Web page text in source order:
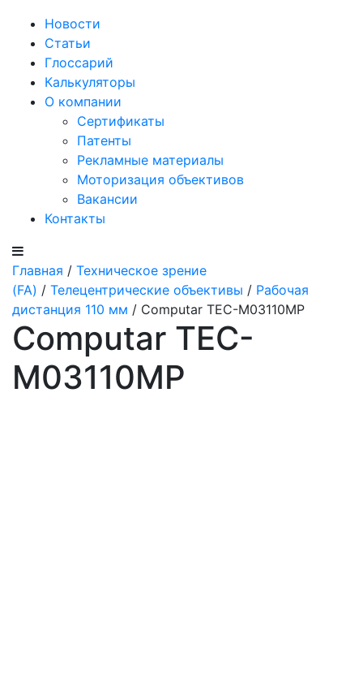
Новости
Статьи
Глоссарий
Калькуляторы
О компании
Сертификаты
Патенты
Рекламные материалы
Моторизация объективов
Вакансии
Контакты
Главная / Техническое зрение
(FA) / Телецентрические объективы / Рабочая
дистанция 110 мм / Computar TEC-M03110MP
Computar TEC-
M03110MP